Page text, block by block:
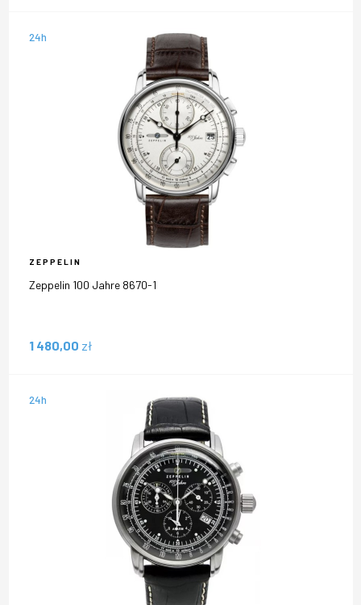
24h
ZEPPELIN
Zeppelin 100 Jahre 8670-1
1 480,00 zł
24h